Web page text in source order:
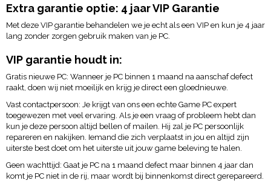
Extra garantie optie: 4 jaar VIP Garantie
Met deze VIP garantie behandelen we je echt als een VIP en kun je 4 jaar
lang zonder zorgen gebruik maken van je PC.
VIP garantie houdt in:
Gratis nieuwe PC: Wanneer je PC binnen 1 maand na aanschaf defect
raakt, doen wij niet moeilijk en krijg je direct een gloednieuwe.
Vast contactpersoon: Je krijgt van ons een echte Game PC expert
toegewezen met veel ervaring. Als je een vraag of probleem hebt dan
kun je deze persoon altijd bellen of mailen. Hij zal je PC persoonlijk
repareren en nakijken. Iemand die zich verplaatst in jou en altijd zijn
uiterste best doet om het uiterste uit jouw game beleving te halen.
Geen wachttijd: Gaat je PC na 1 maand defect maar binnen 4 jaar dan
komt je PC niet in de rij, maar wordt bij binnenkomst direct gerepareerd.